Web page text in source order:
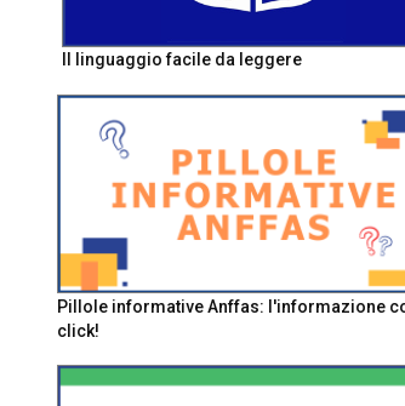
Il linguaggio facile da leggere
Pillole informative Anffas: l'informazione
click!